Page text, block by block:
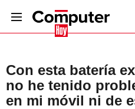
Con esta batería
no he tenido
en mi móvil ni de